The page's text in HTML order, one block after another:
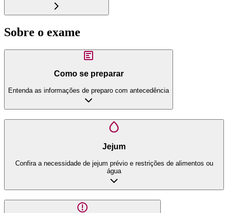
Sobre o exame
Como se preparar
Entenda as informações de preparo com antecedência
Jejum
Confira a necessidade de jejum prévio e restrições de alimentos ou
água